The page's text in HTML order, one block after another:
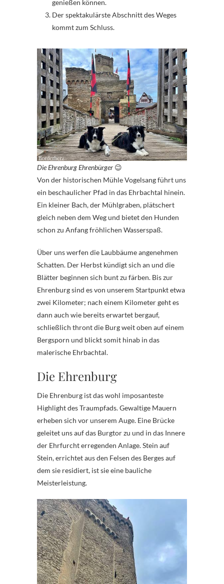
genießen können.
Der spektakulärste Abschnitt des Weges
kommt zum Schluss.
Die Ehrenburg Ehrenbürger 😉
Von der historischen Mühle Vogelsang führt uns
ein beschaulicher Pfad in das Ehrbachtal hinein.
Ein kleiner Bach, der Mühlgraben, plätschert
gleich neben dem Weg und bietet den Hunden
schon zu Anfang fröhlichen Wasserspaß.
Über uns werfen die Laubbäume angenehmen
Schatten. Der Herbst kündigt sich an und die
Blätter beginnen sich bunt zu färben. Bis zur
Ehrenburg sind es von unserem Startpunkt etwa
zwei Kilometer; nach einem Kilometer geht es
dann auch wie bereits erwartet bergauf,
schließlich thront die Burg weit oben auf einem
Bergsporn und blickt somit hinab in das
malerische Ehrbachtal.
Die Ehrenburg
Die Ehrenburg ist das wohl imposanteste
Highlight des Traumpfads. Gewaltige Mauern
erheben sich vor unserem Auge. Eine Brücke
geleitet uns auf das Burgtor zu und in das Innere
der Ehrfurcht erregenden Anlage. Stein auf
Stein, errichtet aus den Felsen des Berges auf
dem sie residiert, ist sie eine bauliche
Meisterleistung.